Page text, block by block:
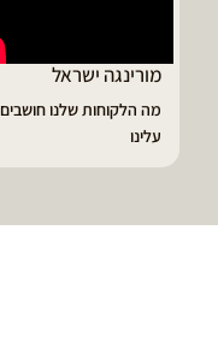
מורינגה ישראל
מה הלקוחות שלנו חושבים
עלינו